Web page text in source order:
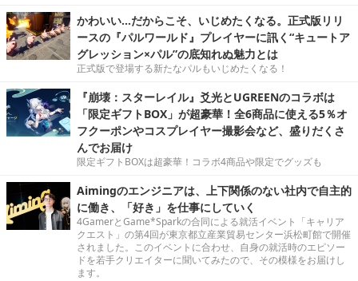
かわいい…だからこそ、いじめたくなる。正式版リリ
ースの『パルワールド』プレイヤーに訊く“キュートア
グレッション×パル”の底知れぬ魅力とは
正式版で登場する新たなパルもいじめたくなる！
『崩壊：スターレイル』爻光とUGREENのコラボは
「限定ギフトBOX」が超豪華！全6商品に使える5％オ
フクーポンやコスプレイヤー撮影会など、盛りだくさ
んでお届け
限定ギフトBOXは超豪華！コラボ4商品や限定でグッズも
Aimingのエンジニアは、上下関係のない社内で自主的
に働き、「好き」を仕事にしていく
4GamerとGame*Sparkの合同による就活イベント「キャリア
クエスト」の第4回が東京都立産業貿易センター浜松町館で開催
されました。このイベントに合わせ、自身の就活時のエピソー
ドを若手クリエイターに聞いてみたので、その模様をお届けし
ます。